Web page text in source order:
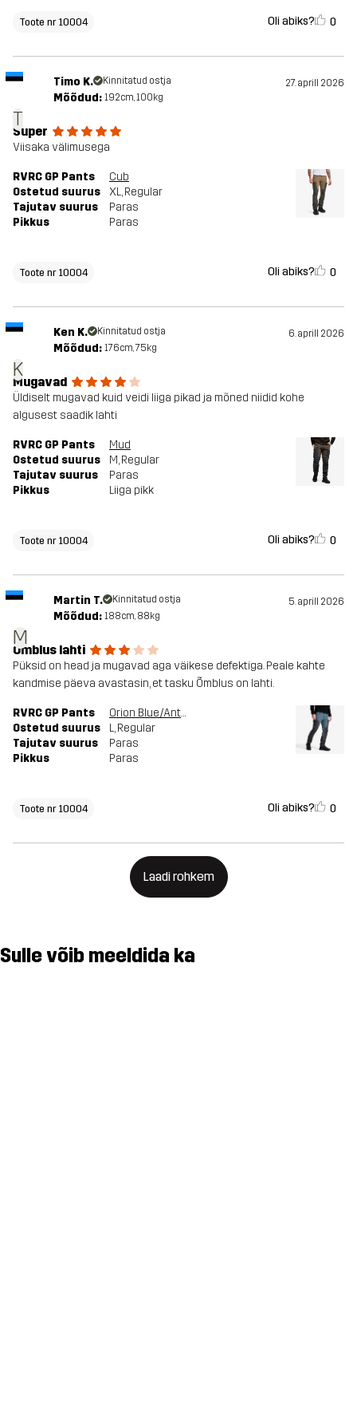
Toote nr 10004 Oli abiks? 0
T
Timo K. Kinnitatud ostja 27. aprill 2026
Mõõdud: 192cm, 100kg
Super
Viisaka välimusega
RVRC GP Pants
Cub
Ostetud suurus
XL, Regular
Tajutav suurus
Paras
Pikkus
Paras
Toote nr 10004 Oli abiks? 0
K
Ken K. Kinnitatud ostja 6. aprill 2026
Mõõdud: 176cm, 75kg
Mugavad
Üldiselt mugavad kuid veidi liiga pikad ja mõned niidid kohe
algusest saadik lahti
RVRC GP Pants
Mud
Ostetud suurus
M, Regular
Tajutav suurus
Paras
Pikkus
Liiga pikk
Toote nr 10004 Oli abiks? 0
M
Martin T. Kinnitatud ostja 5. aprill 2026
Mõõdud: 188cm, 88kg
Õmblus lahti
Püksid on head ja mugavad aga väikese defektiga. Peale kahte
kandmise päeva avastasin, et tasku Õmblus on lahti.
RVRC GP Pants
Orion Blue/Anthracite
Ostetud suurus
L, Regular
Tajutav suurus
Paras
Pikkus
Paras
Toote nr 10004 Oli abiks? 0
Laadi rohkem
Sulle võib meeldida ka